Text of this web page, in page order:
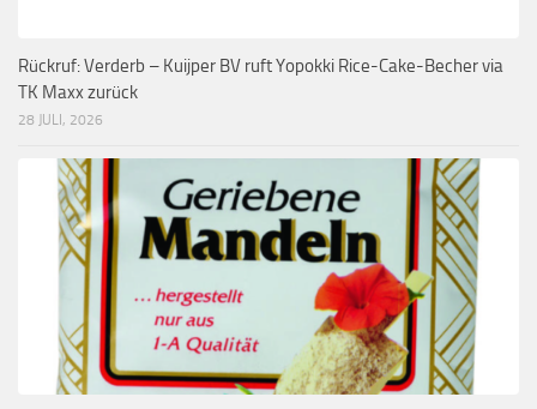
Rückruf: Verderb – Kuijper BV ruft Yopokki Rice-Cake-Becher via
TK Maxx zurück
28 JULI, 2026